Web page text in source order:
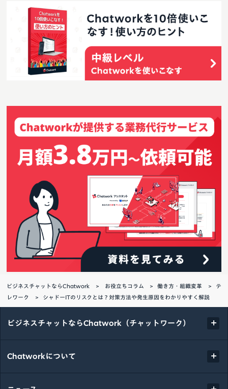
ビジネスチャットならChatwork お役立ちコラム 働き方・組織変革
テ
レワーク
シャドーITのリスクとは？対策方法や発生原因をわかりやすく解説
ビジネスチャットならChatwork（チャットワーク）
Chatworkについて